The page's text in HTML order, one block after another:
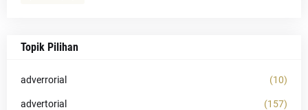
Topik Pilihan
adverrorial (10)
advertorial (157)